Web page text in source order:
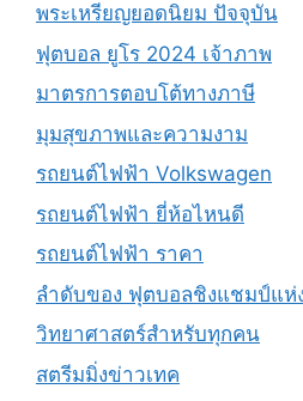
พระเหรียญยอดนิยม ปัจจุบัน
ฟุตบอล ยูโร 2024 เจ้าภาพ
มาตรการตอบโต้ทางภาษี
มุมสุขภาพและความงาม
รถยนต์ไฟฟ้า Volkswagen
รถยนต์ไฟฟ้า ยี่ห้อไหนดี
รถยนต์ไฟฟ้า ราคา
ลำดับของ ฟุตบอลชิงแชมป์แห่
วิทยาศาสตร์สำหรับทุกคน
สตรีมมิ่งข่าวเทค